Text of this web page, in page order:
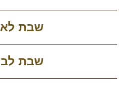
שבת
שבת